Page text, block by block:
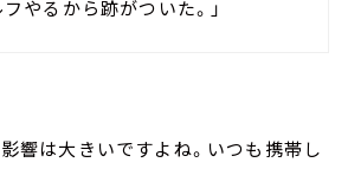
やるから跡がついた。」
響は大きいですよね。いつも携帯し